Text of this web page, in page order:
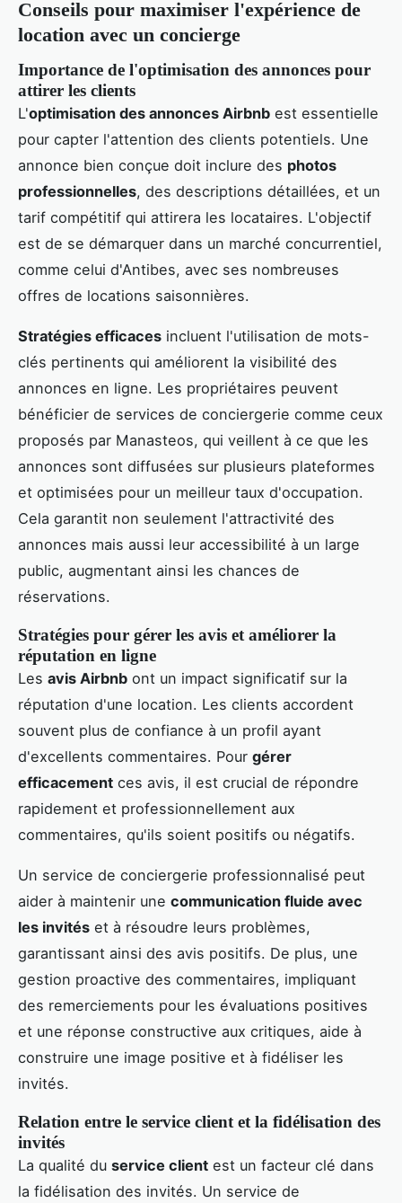
Conseils pour maximiser l'expérience de
location avec un concierge
Importance de l'optimisation des annonces pour
attirer les clients
L'optimisation des annonces Airbnb est essentielle
pour capter l'attention des clients potentiels. Une
annonce bien conçue doit inclure des photos
professionnelles, des descriptions détaillées, et un
tarif compétitif qui attirera les locataires. L'objectif
est de se démarquer dans un marché concurrentiel,
comme celui d'Antibes, avec ses nombreuses
offres de locations saisonnières.
Stratégies efficaces incluent l'utilisation de mots-
clés pertinents qui améliorent la visibilité des
annonces en ligne. Les propriétaires peuvent
bénéficier de services de conciergerie comme ceux
proposés par Manasteos, qui veillent à ce que les
annonces sont diffusées sur plusieurs plateformes
et optimisées pour un meilleur taux d'occupation.
Cela garantit non seulement l'attractivité des
annonces mais aussi leur accessibilité à un large
public, augmentant ainsi les chances de
réservations.
Stratégies pour gérer les avis et améliorer la
réputation en ligne
Les avis Airbnb ont un impact significatif sur la
réputation d'une location. Les clients accordent
souvent plus de confiance à un profil ayant
d'excellents commentaires. Pour gérer
efficacement ces avis, il est crucial de répondre
rapidement et professionnellement aux
commentaires, qu'ils soient positifs ou négatifs.
Un service de conciergerie professionnalisé peut
aider à maintenir une communication fluide avec
les invités et à résoudre leurs problèmes,
garantissant ainsi des avis positifs. De plus, une
gestion proactive des commentaires, impliquant
des remerciements pour les évaluations positives
et une réponse constructive aux critiques, aide à
construire une image positive et à fidéliser les
invités.
Relation entre le service client et la fidélisation des
invités
La qualité du service client est un facteur clé dans
la fidélisation des invités. Un service de